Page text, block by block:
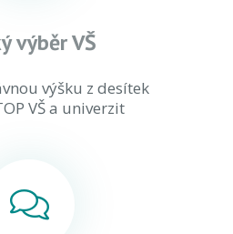
výběr VŠ
výšku z desítek
VŠ a univerzit